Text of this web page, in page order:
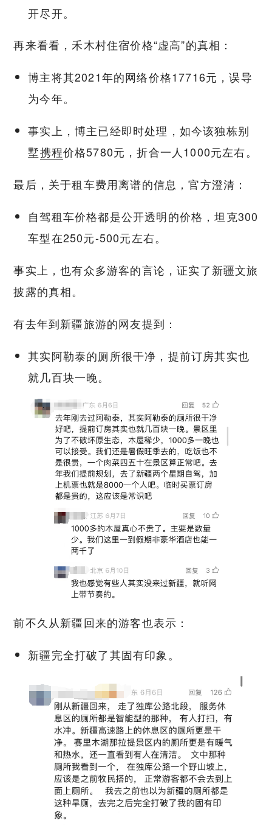
开尽开。
再来看看，禾木村住宿价格“虚高”的真相：
博主将其2021年的网络价格17716元，误导
为今年。
事实上，博主已经即时处理，如今该独栋别
墅携程价格5780元，折合一人1000元左右。
最后，关于租车费用离谱的信息，官方澄清：
自驾租车价格都是公开透明的价格，坦克300
车型在250元-500元左右。
事实上，也有众多游客的言论，证实了新疆文旅
披露的真相。
有去年到新疆旅游的网友提到：
其实阿勒泰的厕所很干净，提前订房其实也
就几百块一晚。
前不久从新疆回来的游客也表示：
新疆完全打破了其固有印象。